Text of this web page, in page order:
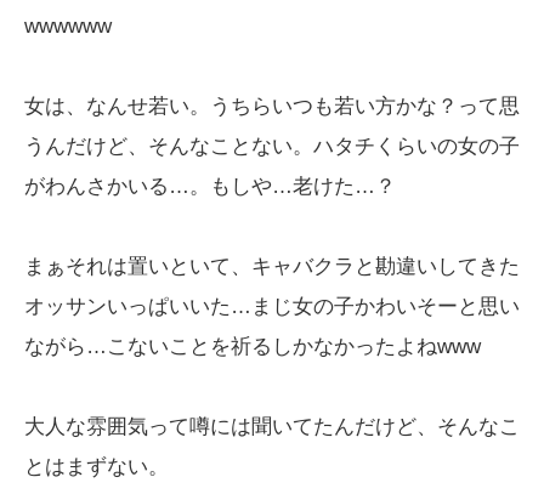
wwwwww
女は、なんせ若い。うちらいつも若い方かな？って思
うんだけど、そんなことない。ハタチくらいの女の子
がわんさかいる…。もしや…老けた…？
まぁそれは置いといて、キャバクラと勘違いしてきた
オッサンいっぱいいた…まじ女の子かわいそーと思い
ながら…こないことを祈るしかなかったよねwww
大人な雰囲気って噂には聞いてたんだけど、そんなこ
とはまずない。